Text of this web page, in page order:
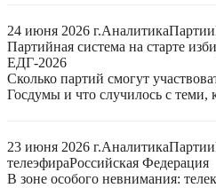
24 июня 2026 г.АналитикаПартии
Партийная система на старте
ЕДГ-2026
Сколько партий смогут
Госдумы и что случилось с теми,
23 июня 2026 г.АналитикаПартии
телеэфираРоссийская Федерация
В зоне особого невнимания: